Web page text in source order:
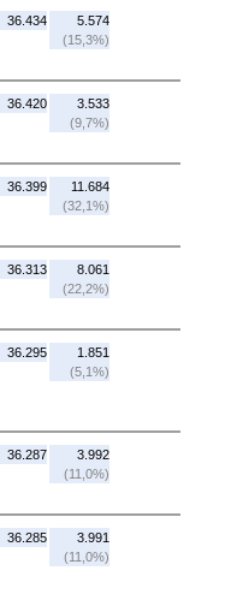
36.434
5.574
(15,3%)
36.420
3.533
(9,7%)
36.399
11.684
(32,1%)
36.313
8.061
(22,2%)
36.295
1.851
(5,1%)
36.287
3.992
(11,0%)
36.285
3.991
(11,0%)